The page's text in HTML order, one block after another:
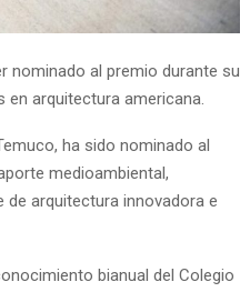
nominado al premio durante su
en arquitectura americana.
ha sido nominado al
medioambiental,
arquitectura innovadora e
bianual del Colegio